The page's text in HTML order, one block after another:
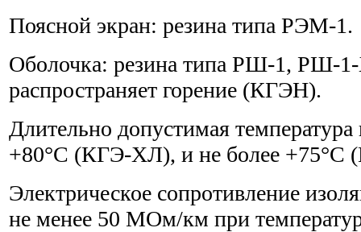
Поясной экран: резина типа РЭМ-1.
Оболочка: резина типа РШ-1,
распространяет горение (КГЭН).
Длительно допустимая
+80°С (КГЭ-ХЛ), и не более
Электрическое сопротивление
не менее 50 МОм/км при